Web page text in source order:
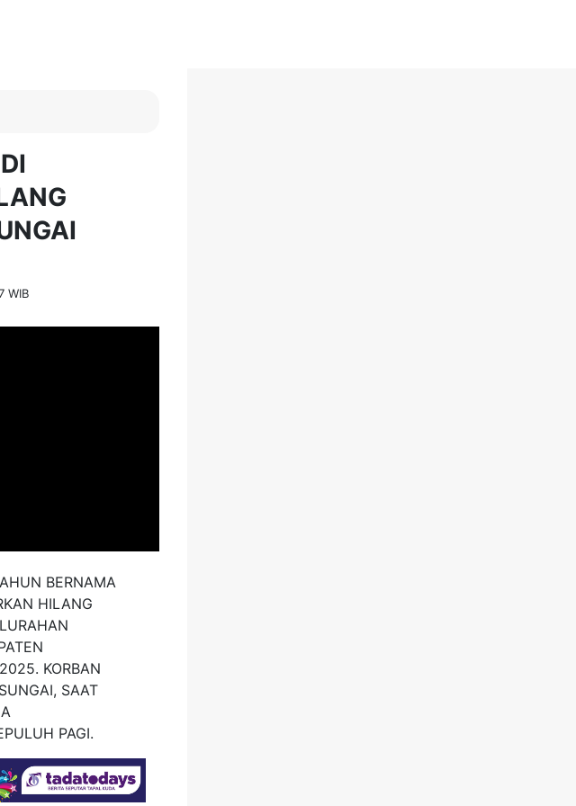
WIB
BERNAMA
HILANG
KORBAN
SAAT
PAGI.